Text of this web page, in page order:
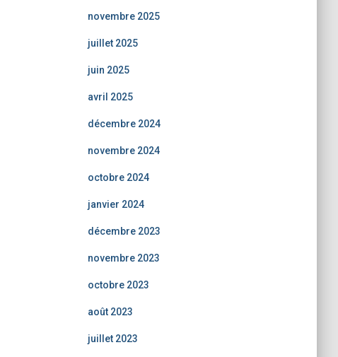
novembre 2025
juillet 2025
juin 2025
avril 2025
décembre 2024
novembre 2024
octobre 2024
janvier 2024
décembre 2023
novembre 2023
octobre 2023
août 2023
juillet 2023